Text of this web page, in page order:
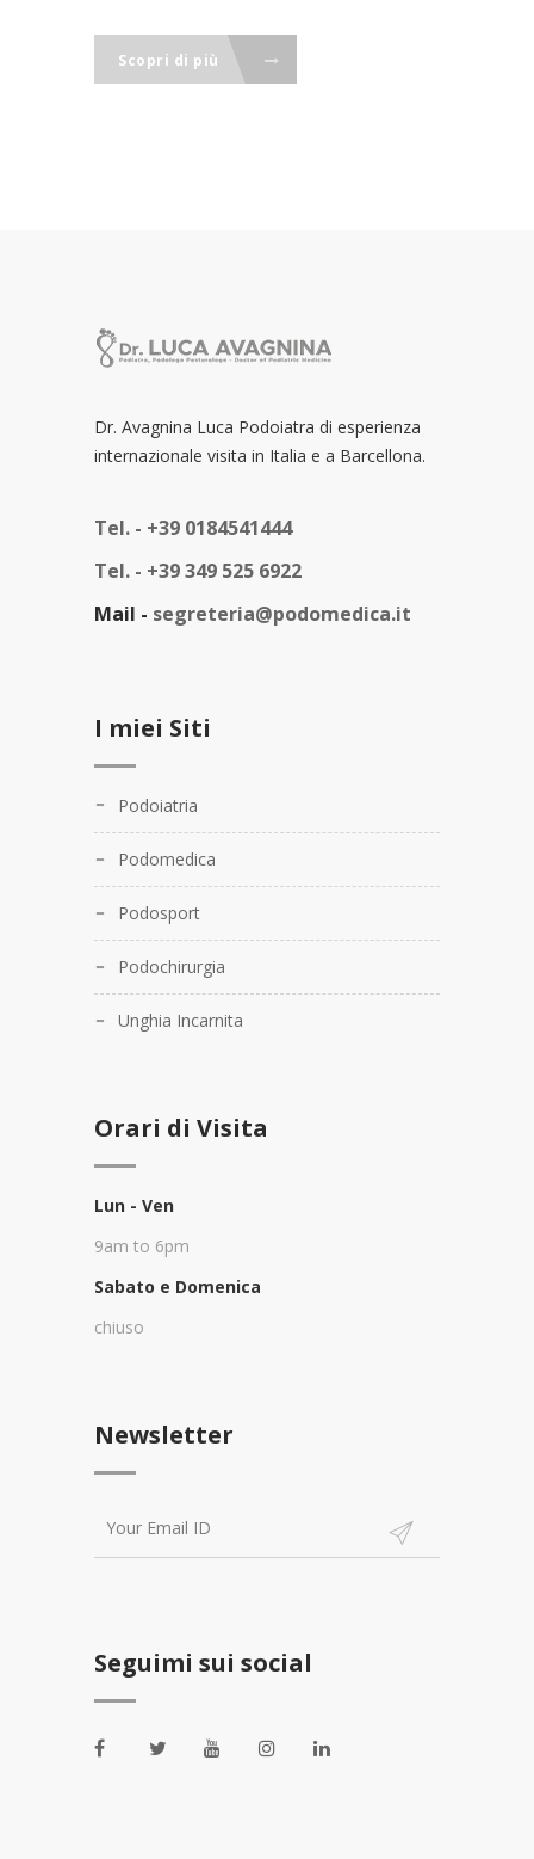
Scopri di più
Dr. Avagnina Luca Podoiatra di esperienza
internazionale visita in Italia e a Barcellona.
Tel. - +39 0184541444
Tel. - +39 349 525 6922
Mail - segreteria@podomedica.it
I miei Siti
Podoiatria
Podomedica
Podosport
Podochirurgia
Unghia Incarnita
Orari di Visita
Lun - Ven
9am to 6pm
Sabato e Domenica
chiuso
Newsletter
Seguimi sui social